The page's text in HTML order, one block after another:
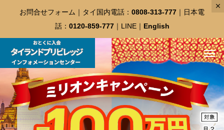
お問合せフォーム ｜タイ国内電話： 0808-313-777 ｜日本電
話： 0120-859-777｜ LINE｜ English